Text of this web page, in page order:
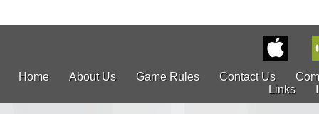
Home About Us Game Rules Contact Us
Links